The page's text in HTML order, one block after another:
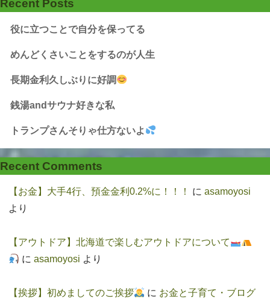
Recent Posts
役に立つことで自分を保ってる
めんどくさいことをするのが人生
長期金利久しぶりに好調
銭湯andサウナ好きな私
トランプさんそりゃ仕方ないよ
Recent Comments
【お金】大手4行、預金金利0.2%に！！！ に asamoyosi
より
【アウトドア】北海道で楽しむアウトドアについて
に asamoyosi より
【挨拶】初めましてのご挨拶 に お金と子育て・ブログ